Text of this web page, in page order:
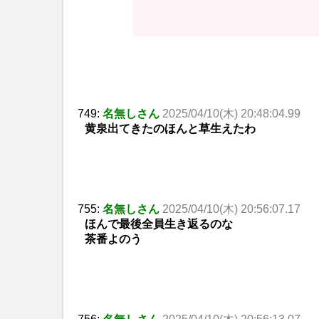
749: 名無しさん 2025/04/10(木) 20:48:04.99
黄泉出てきたのほんと草生えたわ
755: 名無しさん 2025/04/10(木) 20:56:07.17
ほんで最後全員生き返るのな
茶番よのう